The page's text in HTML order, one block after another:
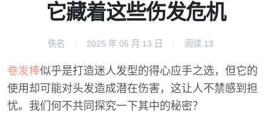
它藏着这些伤发危机
佚名 2025 年 05 月 13 日 阅读 13
卷发棒似乎是打造迷人发型的得心应手之选，但它的
使用却可能对头发造成潜在伤害，这让人不禁感到担
忧。我们何不共同探究一下其中的秘密？